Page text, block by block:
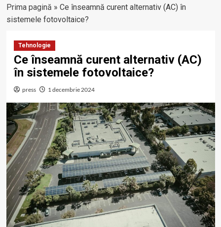
Prima pagină » Ce înseamnă curent alternativ (AC) în
sistemele fotovoltaice?
Tehnologie
Ce înseamnă curent alternativ (AC)
în sistemele fotovoltaice?
press 1 decembrie 2024